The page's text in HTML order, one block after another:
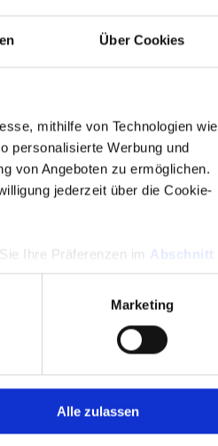
Über Cookies
mithilfe von Technologien wie
personalisierte Werbung und
von Angeboten zu ermöglichen.
jederzeit über die Cookie-
Ihre Präferenzen im Abschnitt
Medien anbieten zu können
Ihrer Verwendung unserer
Marketing
Alle zulassen